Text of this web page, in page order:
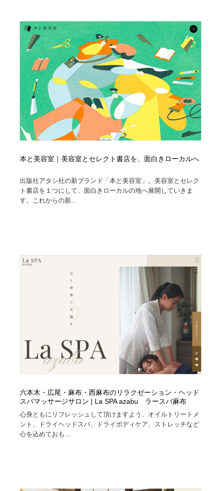
本と美容室｜美容室とセレクト書店を、面白きローカルへ
出版社アタシ社の新ブランド「本と美容室」。美容室とセレク
ト書店を１つにして、面白きローカルの地へ展開していきま
す。これからの新...
六本木・広尾・麻布・西麻布のリラクゼーション・ヘッド
スパマッサージサロン | La SPA azabu ラースパ麻布
心身ともにリフレッシュして頂けますよう、オイルトリートメ
ント、ドライヘッドスパ、ドライボディケア、ストレッチなど
心を込めておも...